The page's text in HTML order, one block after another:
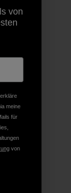
von
meine
für
von